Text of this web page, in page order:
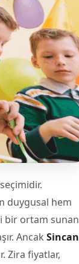
duygusal hem
bir ortam sunan
Ancak Sincan
Zira fiyatlar,